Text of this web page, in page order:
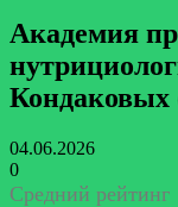
Академия
04.06.2026
0
Средний рейтинг